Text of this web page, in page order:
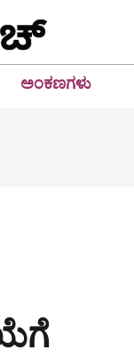
ಅಂಕಣಗಳು